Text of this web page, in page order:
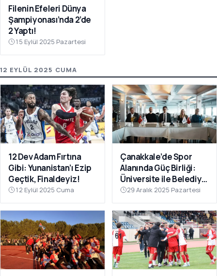
Filenin Efeleri Dünya
Şampiyonası’nda 2’de
2 Yaptı!
15 Eylül 2025 Pazartesi
12 EYLÜL 2025 CUMA
12 Dev Adam Fırtına
Gibi: Yunanistan’ı Ezip
Geçtik, Finaldeyiz!
12 Eylül 2025 Cuma
Çanakkale’de Spor
Alanında Güç Birliği:
Üniversite ile Belediye
Kulüpleri İş Birliği Yaptı
29 Aralık 2025 Pazartesi